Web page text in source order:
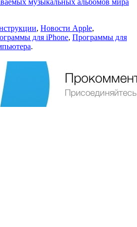
музыкальных альбомов мира
, Новости Apple,
для iPhone, Программы для
.